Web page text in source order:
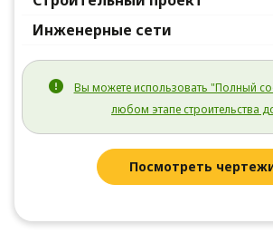
Инженерные сети
Вы можете использовать "Полный
любом этапе строительства
Посмотреть